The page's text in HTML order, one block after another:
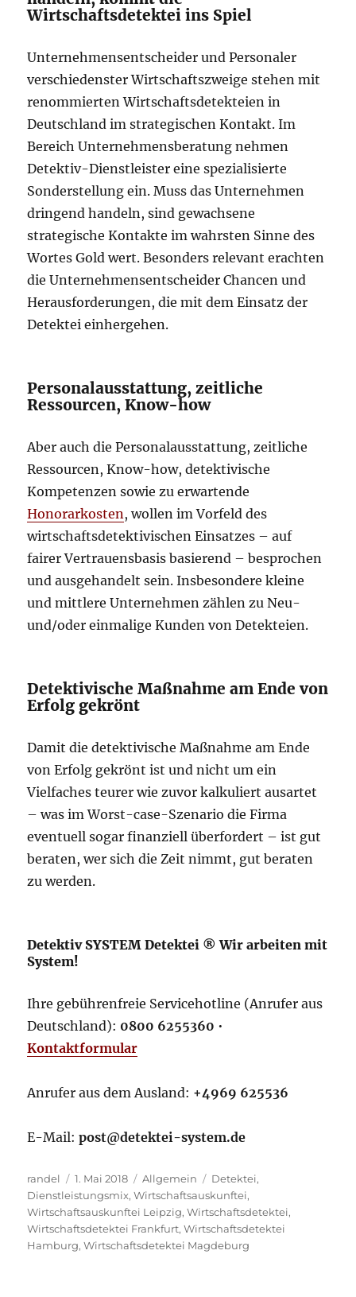
Wirtschaftsdetektei ins Spiel
Unternehmensentscheider und Personaler
verschiedenster Wirtschaftszweige stehen mit
renommierten Wirtschaftsdetekteien in
Deutschland im strategischen Kontakt. Im
Bereich Unternehmensberatung nehmen
Detektiv-Dienstleister eine spezialisierte
Sonderstellung ein. Muss das Unternehmen
dringend handeln, sind gewachsene
strategische Kontakte im wahrsten Sinne des
Wortes Gold wert. Besonders relevant erachten
die Unternehmensentscheider Chancen und
Herausforderungen, die mit dem Einsatz der
Detektei einhergehen.
Personalausstattung, zeitliche
Ressourcen, Know-how
Aber auch die Personalausstattung, zeitliche
Ressourcen, Know-how, detektivische
Kompetenzen sowie zu erwartende
Honorarkosten , wollen im Vorfeld des
wirtschaftsdetektivischen Einsatzes – auf
fairer Vertrauensbasis basierend – besprochen
und ausgehandelt sein. Insbesondere kleine
und mittlere Unternehmen zählen zu Neu-
und/oder einmalige Kunden von Detekteien.
Detektivische Maßnahme am Ende von
Erfolg gekrönt
Damit die detektivische Maßnahme am Ende
von Erfolg gekrönt ist und nicht um ein
Vielfaches teurer wie zuvor kalkuliert ausartet
– was im Worst-case-Szenario die Firma
eventuell sogar finanziell überfordert – ist gut
beraten, wer sich die Zeit nimmt, gut beraten
zu werden.
Detektiv SYSTEM Detektei ® Wir arbeiten mit
System!
Ihre gebührenfreie Servicehotline (Anrufer aus
Deutschland): 0800 6255360 •
Kontaktformular
Anrufer aus dem Ausland: +4969 625536
E-Mail:post@detektei-system.de
Autor
randel
Veröffentlicht
am
1. Mai 2018 Kategorien
Allgemein Schlagwörter
Detektei,
Dienstleistungsmix,Wirtschaftsauskunftei,
Wirtschaftsauskunftei Leipzig,Wirtschaftsdetektei,
Wirtschaftsdetektei Frankfurt,Wirtschaftsdetektei
Hamburg,Wirtschaftsdetektei Magdeburg